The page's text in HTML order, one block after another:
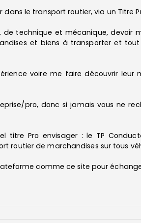
le transport routier, via un Titre
technique et mécanique, devoir
et biens à transporter et
voire me faire découvrir leur
pro, donc si jamais vous ne
titre Pro envisager : le TP
routier de marchandises sur tous
comme ce site pour